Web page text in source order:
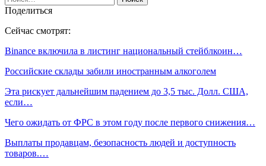
Поделиться
Сейчас смотрят:
Binance включила в листинг национальный стейблкоин…
Российские склады забили иностранным алкоголем
Эта рискует дальнейшим падением до 3,5 тыс. Долл. США,
если…
Чего ожидать от ФРС в этом году после первого снижения…
Выплаты продавцам, безопасность людей и доступность
товаров.…